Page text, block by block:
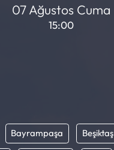
07 Ağustos Cuma
15:00
Bayrampaşa Beşiktaş